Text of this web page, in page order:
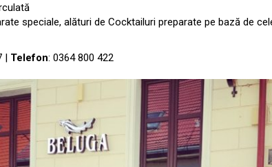
speciale, alături de Cocktailuri preparate pe bază de
| Telefon: 0364 800 422